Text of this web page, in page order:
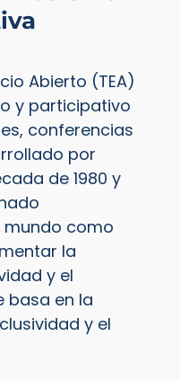
Abierto (TEA)
y participativo
conferencias
por
de 1980 y
como
la
y el
basa en la
y el